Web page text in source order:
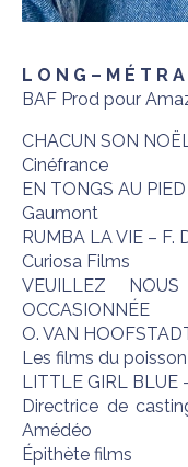
L O N G – M É T R A
BAF Prod pour
CHACUN SON
Cinéfrance
EN TONGS AU
Gaumont
RUMBA LA VIE – F.
Curiosa Films
VEUILLEZ
OCCASIONNÉE
O. VAN
Les films du poisson
LITTLE GIRL BLUE
Directrice de
Amédéo
Épithète films